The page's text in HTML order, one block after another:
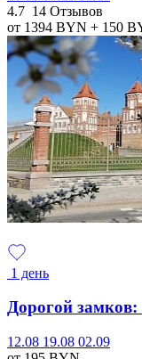
4.7 14 Отзывов
от 1394 BYN + 150
1 день
Дорогой
12.08 19.08 02.09